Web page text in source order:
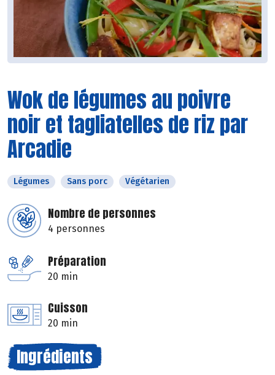
Wok de légumes au poivre
noir et tagliatelles de riz par
Arcadie
Légumes Sans porc Végétarien
Nombre de personnes
4 personnes
Préparation
20 min
Cuisson
20 min
Ingrédients